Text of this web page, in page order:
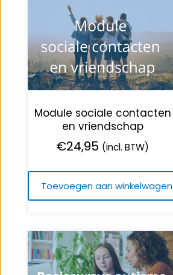
Module sociale contacten
en vriendschap
€24,95 (incl. BTW)
Toevoegen aan winkelwagen